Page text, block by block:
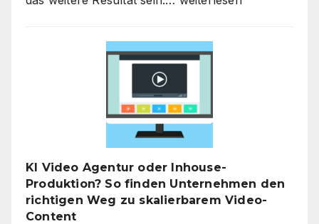
den
Mittelstand:
jetzt
der
richtige
Zeitpunkt
eine
unternehmensweite
KI-
KI Video Agentur oder Inhouse-
Produktion? So finden Unternehmen den
richtigen Weg zu skalierbarem Video-
Content